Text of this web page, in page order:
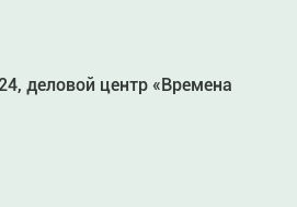
деловой центр «Времена